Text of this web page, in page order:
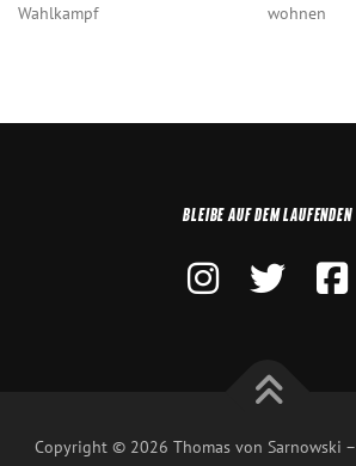
Wahlkampf
wohnen
BLEIBE AUF DEM LAUFENDEN
Copyright © 2026 Thomas von Sarnowski –